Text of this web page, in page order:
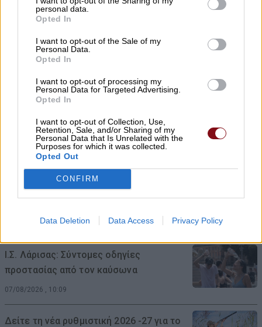
personal data.
Opted In
I want to opt-out of the Sale of my
Personal Data.
Opted In
I want to opt-out of processing my
Personal Data for Targeted Advertising.
Opted In
I want to opt-out of Collection, Use,
Retention, Sale, and/or Sharing of my
Personal Data that Is Unrelated with the
Purposes for which it was collected.
Opted Out
CONFIRM
Data Deletion Data Access Privacy Policy
Ανοικτά από σήμερα το ουζερί της Ζέτας
στον Βρυότοπο
07/08/2026 , 11:17
Ανδρέας Μακρής, Κώστας Παπαγεωργίου
και Χρήστος Αλμπάνης στην ΠΑΕ ΑΕΛ
07/08/2026 , 10:44
ΛΑ.ΣΥ.: Η περιφερειακή αρχή κάνει πως
δεν βλέπει την συνεχιζόμενη εδώ και
χρόνια ρύπανση του Γκουσμπασανιώτη
07/08/2026 , 10:23
Ι.Σ. Λάρισας: Σύντομες οδηγίες
προστασίας από τον καύσωνα
07/08/2026 , 10:09
Δείτε τη νέα ρυθμιστική 2026 -27 για το